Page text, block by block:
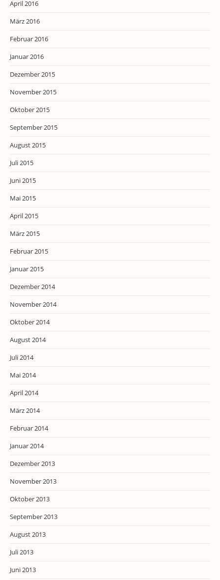
April 2016
März 2016
Februar 2016
Januar 2016
Dezember 2015
November 2015
Oktober 2015
September 2015
August 2015
Juli 2015
Juni 2015
Mai 2015
April 2015
März 2015
Februar 2015
Januar 2015
Dezember 2014
November 2014
Oktober 2014
August 2014
Juli 2014
Mai 2014
April 2014
März 2014
Februar 2014
Januar 2014
Dezember 2013
November 2013
Oktober 2013
September 2013
August 2013
Juli 2013
Juni 2013